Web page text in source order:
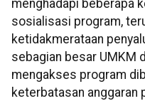
menghadapi beberapa
sosialisasi program,
ketidakmerataan
sebagian besar UMKM
mengakses program
keterbatasan anggaran